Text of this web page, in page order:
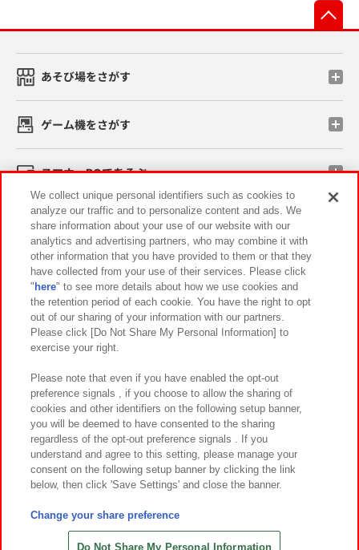
あそび場をさがす
ゲーム機をさがす
スマホ・PCであそぶ
イベント・キャンペーン
関連会社 サステナビリティ サイトポリシー
プライバシーポリシー ウェブアクセシビリティ方針と検証結果
お取引先さまとともに
カスタマーハラスメント対応方針 よくあるご質問・お問い合わせ
©Bandai Namco Amusement Inc.
©Bandai Namco Amusement Lab Inc.
©HANAYASHIKI Co., Ltd. All Rights Reserved.
We collect unique personal identifiers such as cookies to
analyze our traffic and to personalize content and ads. We
share information about your use of our website with our
analytics and advertising partners, who may combine it with
other information that you have provided to them or that they
have collected from your use of their services. Please click
" here" to see more details about how we use cookies and
the retention period of each cookie. You have the right to opt
out of our sharing of your information with our partners.
Please click [Do Not Share My Personal Information] to
exercise your right.
Please note that even if you have enabled the opt-out
preference signals , if you choose to allow the sharing of
cookies and other identifiers on the following setup banner,
you will be deemed to have consented to the sharing
regardless of the opt-out preference signals . If you
understand and agree to this setting, please manage your
consent on the following setup banner by clicking the link
below, then click 'Save Settings' and close the banner.
Change your share preference
Do Not Share My Personal Information